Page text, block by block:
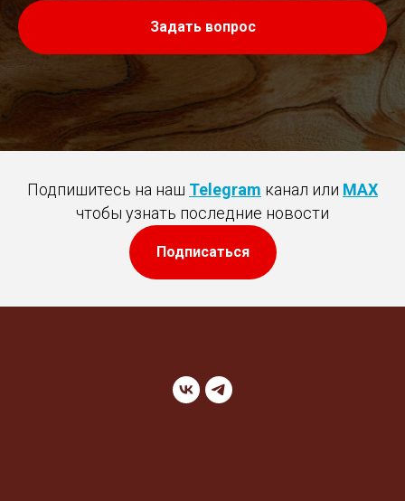
Задать вопрос
Подпишитесь на наш Telegram канал или MAX
чтобы узнать последние новости
Подписаться